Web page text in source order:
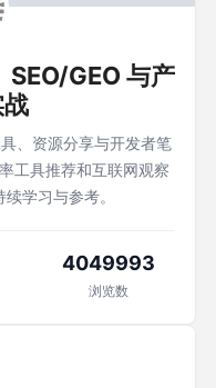
GEO 与产
、资源分享与开发者笔
工具推荐和互联网观察
学习与参考。
4049993
浏览数